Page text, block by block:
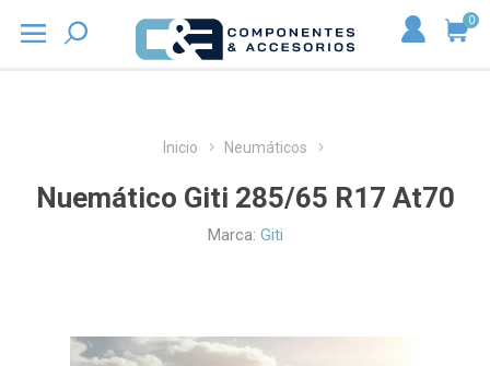
0
Inicio Neumáticos
Nuemático Giti 285/65 R17 At70
Marca: Giti